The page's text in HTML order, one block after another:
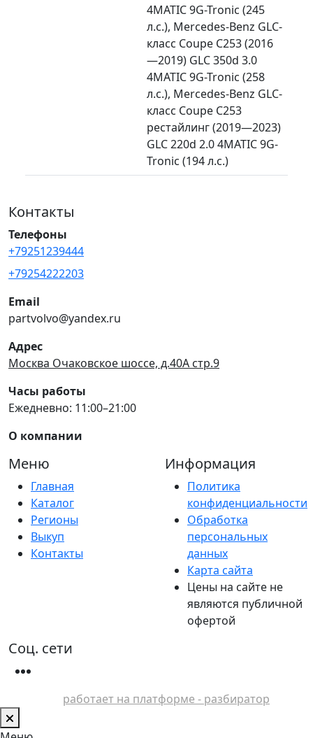
4MATIC 9G-Tronic (245
л.с.), Mercedes-Benz GLC-
класс Coupe C253 (2016
—2019) GLC 350d 3.0
4MATIC 9G-Tronic (258
л.с.), Mercedes-Benz GLC-
класс Coupe C253
рестайлинг (2019—2023)
GLC 220d 2.0 4MATIC 9G-
Tronic (194 л.с.)
Контакты
Телефоны
+79251239444
+79254222203
Email
partvolvo@yandex.ru
Адрес
Москва Очаковское шоссе, д.40А стр.9
Часы работы
Ежедневно: 11:00–21:00
О компании
Меню
Главная
Каталог
Регионы
Выкуп
Контакты
Информация
Политика
конфиденциальности
Обработка
персональных
данных
Карта сайта
Цены на сайте не
являются публичной
офертой
Соц. сети
работает на платформе - разбиратор